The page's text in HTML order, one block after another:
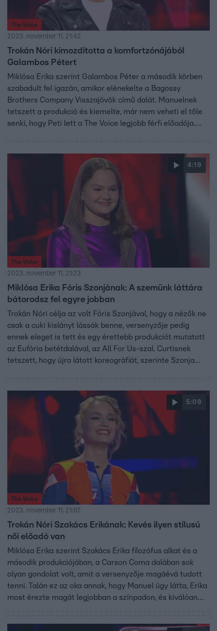
The Voice
2023. november 11. 21:42
Trokán Nóri kimozdította a komfortzónájából
Galambos Pétert
Miklósa Erika szerint Galambos Péter a második körben
szabadult fel igazán, amikor elénekelte a Bagossy
Brothers Company Visszajövök című dalát. Manuelnek
tetszett a produkció és kiemelte, már nem veheti el tőle
senki, hogy Peti lett a The Voice legjobb férfi előadója.
energia. Ráadásul olyan kitartott, magas hangokat
tartalmazott a dala, ami számára komfortzónán kívül van.
Görgess lejjebb és nézd meg a produkciót!
4:19
The Voice
2023. november 11. 21:23
Miklósa Erika Fóris Szonjának: A szemünk láttára
bátorodsz fel egyre jobban
Trokán Nóri célja az volt Fóris Szonjával, hogy a nézők ne
csak a cuki kislányt lássák benne, versenyzője pedig
ennek eleget is tett és egy érettebb produkciót mutatott
az Eufória betétdalával, az All For Us-szal. Curtisnek
tetszett, hogy újra látott koreográfiát, szerinte Szonja
Erika viszont úgy érezte, a produkció vége erőtlenebb lett,
mint az eleje, de fejlődést lát Szonja előadásaiban.
Görgess lejjebb és nézd meg a produkciót.
5:09
The Voice
2023. november 11. 21:07
Trokán Nóri Szakács Erikának: Kevés ilyen stílusú
női előadó van
Miklósa Erika szerint Szakács Erika filozófus alkat és a
második produkciójában, a Carson Coma dalában sok
olyan gondolat volt, amit a versenyzője magáévá tudott
tenni. Talán ez az oka annak, hogy Manuel úgy látta, Erika
most érezte magát legjobban a színpadon, és kiválóan